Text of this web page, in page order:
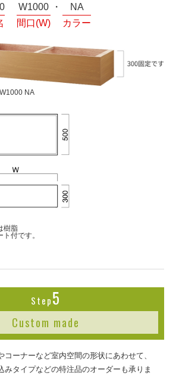
W1000
間口(W)
NA
カラー
NA
樹脂
ト付です。
Step5
Custom made
コーナーなど室内空間の形状にあわせて、
みタイプなどの特注品のオーダーも承りま